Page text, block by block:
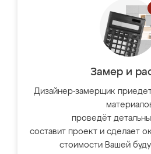
Замер и
Дизайнер-замерщик
проведёт
составит проект и сделает
стоимости Вашей